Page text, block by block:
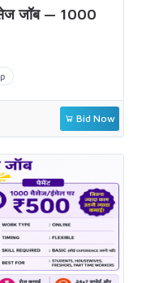
जॉब — 1000
Bid Now